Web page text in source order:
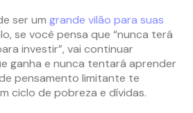
ser um grande vilão para suas
se você pensa que “nunca terá
investir”, vai continuar
ganha e nunca tentará aprender
pensamento limitante te
ciclo de pobreza e dívidas.